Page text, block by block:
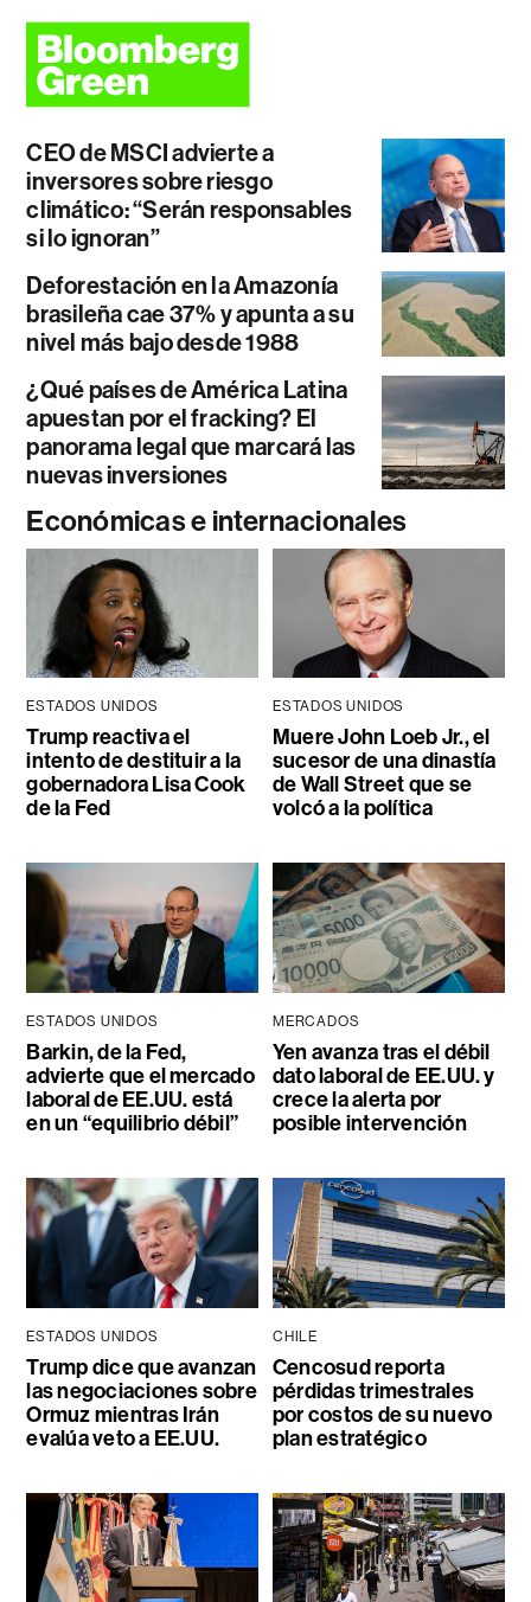
CEO de MSCI advierte a
inversores sobre riesgo
climático: “Serán responsables
si lo ignoran”
Deforestación en la Amazonía
brasileña cae 37% y apunta a su
nivel más bajo desde 1988
¿Qué países de América Latina
apuestan por el fracking? El
panorama legal que marcará las
nuevas inversiones
Económicas e internacionales
ESTADOS UNIDOS
Trump reactiva el
intento de destituir a la
gobernadora Lisa Cook
de la Fed
ESTADOS UNIDOS
Muere John Loeb Jr., el
sucesor de una dinastía
de Wall Street que se
volcó a la política
ESTADOS UNIDOS
Barkin, de la Fed,
advierte que el mercado
laboral de EE.UU. está
en un “equilibrio débil”
MERCADOS
Yen avanza tras el débil
dato laboral de EE.UU. y
crece la alerta por
posible intervención
ESTADOS UNIDOS
Trump dice que avanzan
las negociaciones sobre
Ormuz mientras Irán
evalúa veto a EE.UU.
CHILE
Cencosud reporta
pérdidas trimestrales
por costos de su nuevo
plan estratégico